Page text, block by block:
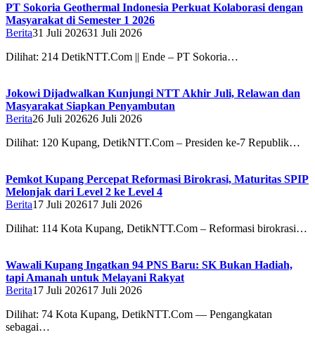
PT Sokoria Geothermal Indonesia Perkuat Kolaborasi dengan
Masyarakat di Semester 1 2026
Berita31 Juli 202631 Juli 2026
Dilihat: 214 DetikNTT.Com || Ende – PT Sokoria…
Jokowi Dijadwalkan Kunjungi NTT Akhir Juli, Relawan dan
Masyarakat Siapkan Penyambutan
Berita26 Juli 202626 Juli 2026
Dilihat: 120 Kupang, DetikNTT.Com – Presiden ke-7 Republik…
Pemkot Kupang Percepat Reformasi Birokrasi, Maturitas SPIP
Melonjak dari Level 2 ke Level 4
Berita17 Juli 202617 Juli 2026
Dilihat: 114 Kota Kupang, DetikNTT.Com – Reformasi birokrasi…
Wawali Kupang Ingatkan 94 PNS Baru: SK Bukan Hadiah,
tapi Amanah untuk Melayani Rakyat
Berita17 Juli 202617 Juli 2026
Dilihat: 74 Kota Kupang, DetikNTT.Com — Pengangkatan
sebagai…